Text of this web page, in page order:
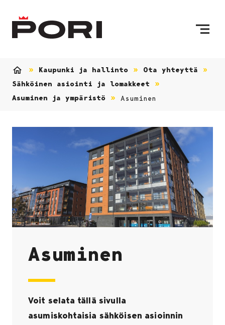
Kaupunki ja hallinto
Ota yhteyttä
Sähköinen asiointi ja lomakkeet
Asuminen ja ympäristö
Asuminen
Asuminen
Voit selata tällä sivulla
asumiskohtaisia sähköisen asioinnin